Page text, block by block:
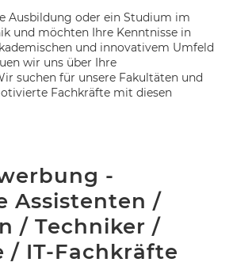
Ausbildung oder ein Studium im
und möchten Ihre Kenntnisse in
und innovativem Umfeld
wir uns über Ihre
suchen für unsere Fakultäten und
Fachkräfte mit diesen
-
Assistenten /
/ Techniker /
/ IT-Fachkräfte
Karte anzeigen